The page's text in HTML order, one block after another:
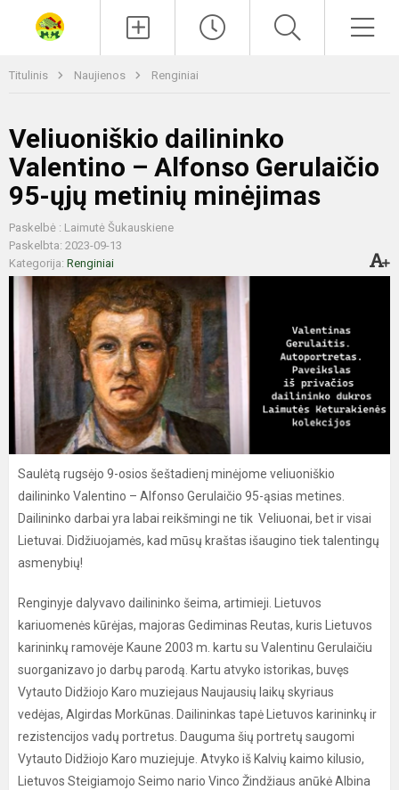
Titulinis Naujienos Renginiai
Veliuoniškio dailininko
Valentino – Alfonso Gerulaičio
95-ųjų metinių minėjimas
Paskelbė : Laimutė Šukauskiene
Paskelbta: 2023-09-13
Kategorija: Renginiai
Saulėtą rugsėjo 9-osios šeštadienį minėjome veliuoniškio
dailininko Valentino – Alfonso Gerulaičio 95-ąsias metines.
Dailininko darbai yra labai reikšmingi ne tik Veliuonai, bet ir visai
Lietuvai. Didžiuojamės, kad mūsų kraštas išaugino tiek talentingų
asmenybių!
Renginyje dalyvavo dailininko šeima, artimieji. Lietuvos
kariuomenės kūrėjas, majoras Gediminas Reutas, kuris Lietuvos
karininkų ramovėje Kaune 2003 m. kartu su Valentinu Gerulaičiu
suorganizavo jo darbų parodą. Kartu atvyko istorikas, buvęs
Vytauto Didžiojo Karo muziejaus Naujausių laikų skyriaus
vedėjas, Algirdas Morkūnas. Dailininkas tapė Lietuvos karininkų ir
rezistencijos vadų portretus. Dauguma šių portretų saugomi
Vytauto Didžiojo Karo muziejuje. Atvyko iš Kalvių kaimo kilusio,
Lietuvos Steigiamojo Seimo nario Vinco Žindžiaus anūkė Albina